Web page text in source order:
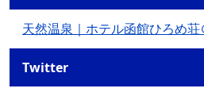
天然温泉｜ホテル函館ひろめ荘
Twitter